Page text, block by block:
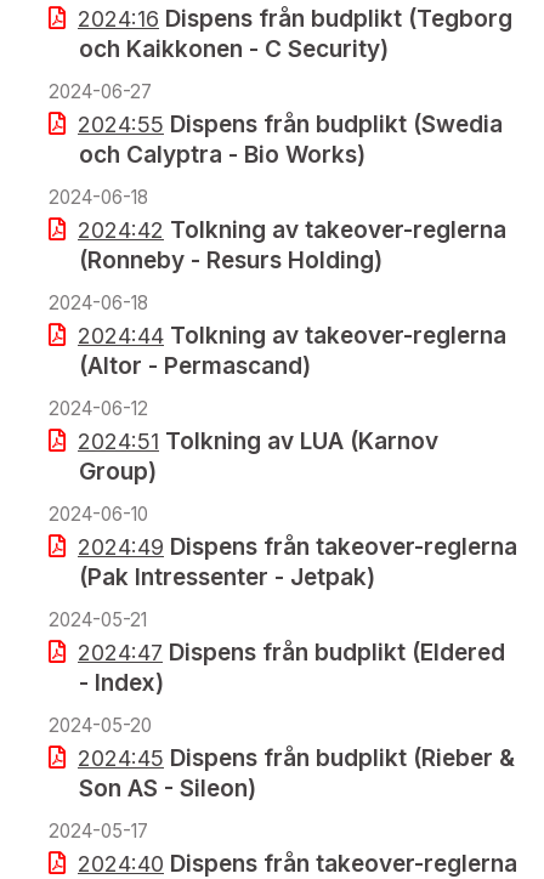
2024:16 Dispens från budplikt (Tegborg
och Kaikkonen - C Security)
2024-06-27
2024:55 Dispens från budplikt (Swedia
och Calyptra - Bio Works)
2024-06-18
2024:42 Tolkning av takeover-reglerna
(Ronneby - Resurs Holding)
2024-06-18
2024:44 Tolkning av takeover-reglerna
(Altor - Permascand)
2024-06-12
2024:51 Tolkning av LUA (Karnov
Group)
2024-06-10
2024:49 Dispens från takeover-reglerna
(Pak Intressenter - Jetpak)
2024-05-21
2024:47 Dispens från budplikt (Eldered
- Index)
2024-05-20
2024:45 Dispens från budplikt (Rieber &
Son AS - Sileon)
2024-05-17
2024:40 Dispens från takeover-reglerna